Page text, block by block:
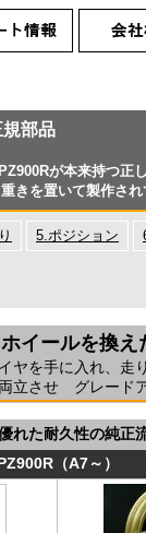
部品
が本来持つ正
きを置いて製作さ
5.ポジション
イールを換え
ヤを手に入れ、走
立させ グレード
れた耐久性の純正
（A7～）